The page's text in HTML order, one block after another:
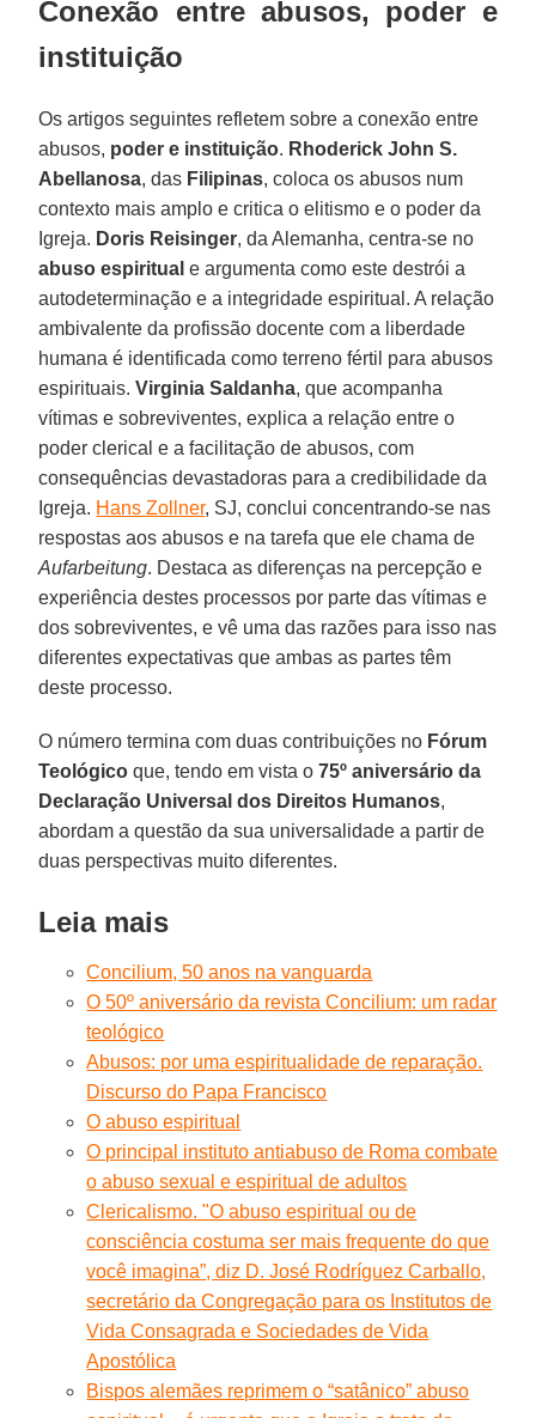
Conexão entre abusos, poder e
instituição
Os artigos seguintes refletem sobre a conexão entre
abusos, poder e instituição. Rhoderick John S.
Abellanosa, das Filipinas, coloca os abusos num
contexto mais amplo e critica o elitismo e o poder da
Igreja. Doris Reisinger, da Alemanha, centra-se no
abuso espiritual e argumenta como este destrói a
autodeterminação e a integridade espiritual. A relação
ambivalente da profissão docente com a liberdade
humana é identificada como terreno fértil para abusos
espirituais.Virginia Saldanha, que acompanha
vítimas e sobreviventes, explica a relação entre o
poder clerical e a facilitação de abusos, com
consequências devastadoras para a credibilidade da
Igreja. Hans Zollner, SJ, conclui concentrando-se nas
respostas aos abusos e na tarefa que ele chama de
Aufarbeitung. Destaca as diferenças na percepção e
experiência destes processos por parte das vítimas e
dos sobreviventes, e vê uma das razões para isso nas
diferentes expectativas que ambas as partes têm
deste processo.
O número termina com duas contribuições no Fórum
Teológico que, tendo em vista o75º aniversário da
Declaração Universal dos Direitos Humanos,
abordam a questão da sua universalidade a partir de
duas perspectivas muito diferentes.
Leia mais
Concilium, 50 anos na vanguarda
O 50º aniversário da revista Concilium: um radar
teológico
Abusos: por uma espiritualidade de reparação.
Discurso do Papa Francisco
O abuso espiritual
O principal instituto antiabuso de Roma combate
o abuso sexual e espiritual de adultos
Clericalismo. "O abuso espiritual ou de
consciência costuma ser mais frequente do que
você imagina”, diz D. José Rodríguez Carballo,
secretário da Congregação para os Institutos de
Vida Consagrada e Sociedades de Vida
Apostólica
Bispos alemães reprimem o “satânico” abuso